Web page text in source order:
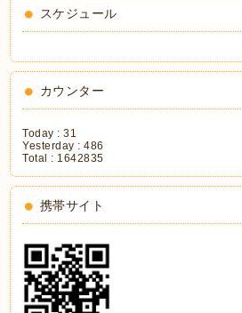
スケジュール
カウンター
Today :31
Yesterday :486
Total : 1642835
携帯サイト